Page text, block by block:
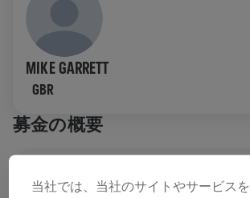
MIKE GARRETT
GBR
募金の概要
当社では、当社のサイトやサービス